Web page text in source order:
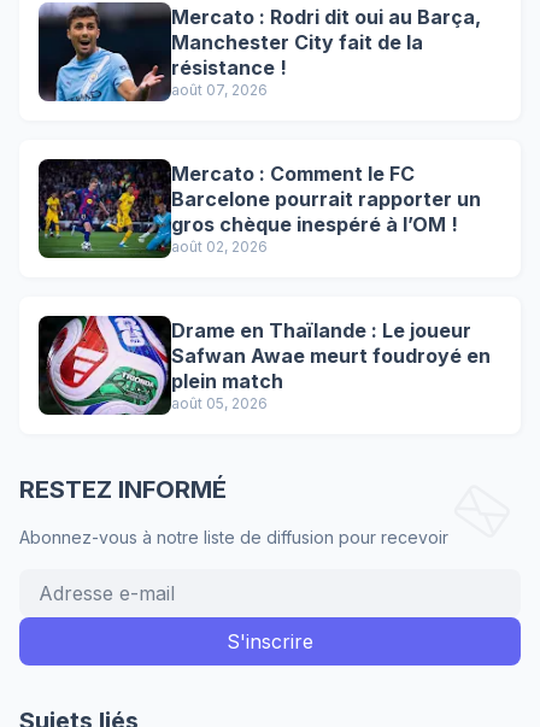
Mercato : Rodri dit oui au Barça,
Manchester City fait de la
résistance !
août 07, 2026
Mercato : Comment le FC
Barcelone pourrait rapporter un
gros chèque inespéré à l’OM !
août 02, 2026
Drame en Thaïlande : Le joueur
Safwan Awae meurt foudroyé en
plein match
août 05, 2026
RESTEZ INFORMÉ
Abonnez-vous à notre liste de diffusion pour recevoir
Sujets liés